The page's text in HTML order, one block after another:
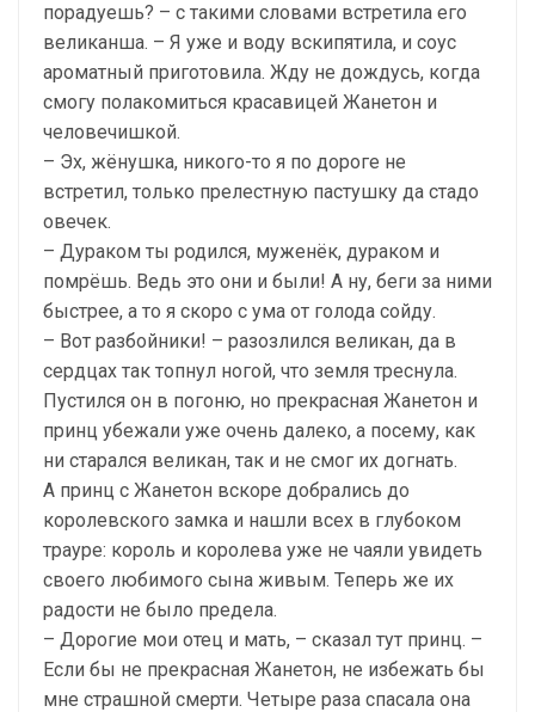
порадуешь? – с такими словами встретила его
великанша. – Я уже и воду вскипятила, и соус
ароматный приготовила. Жду не дождусь, когда
смогу полакомиться красавицей Жанетон и
человечишкой.
– Эх, жёнушка, никого-то я по дороге не
встретил, только прелестную пастушку да стадо
овечек.
– Дураком ты родился, муженёк, дураком и
помрёшь. Ведь это они и были! А ну, беги за ними
быстрее, а то я скоро с ума от голода сойду.
– Вот разбойники! – разозлился великан, да в
сердцах так топнул ногой, что земля треснула.
Пустился он в погоню, но прекрасная Жанетон и
принц убежали уже очень далеко, а посему, как
ни старался великан, так и не смог их догнать.
А принц с Жанетон вскоре добрались до
королевского замка и нашли всех в глубоком
трауре: король и королева уже не чаяли увидеть
своего любимого сына живым. Теперь же их
радости не было предела.
– Дорогие мои отец и мать, – сказал тут принц. –
Если бы не прекрасная Жанетон, не избежать бы
мне страшной смерти. Четыре раза спасала она